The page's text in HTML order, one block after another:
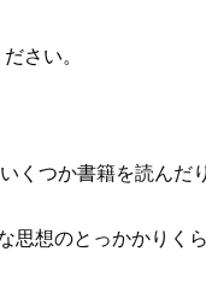
さい。
つか書籍を読んだ
想のとっかかり